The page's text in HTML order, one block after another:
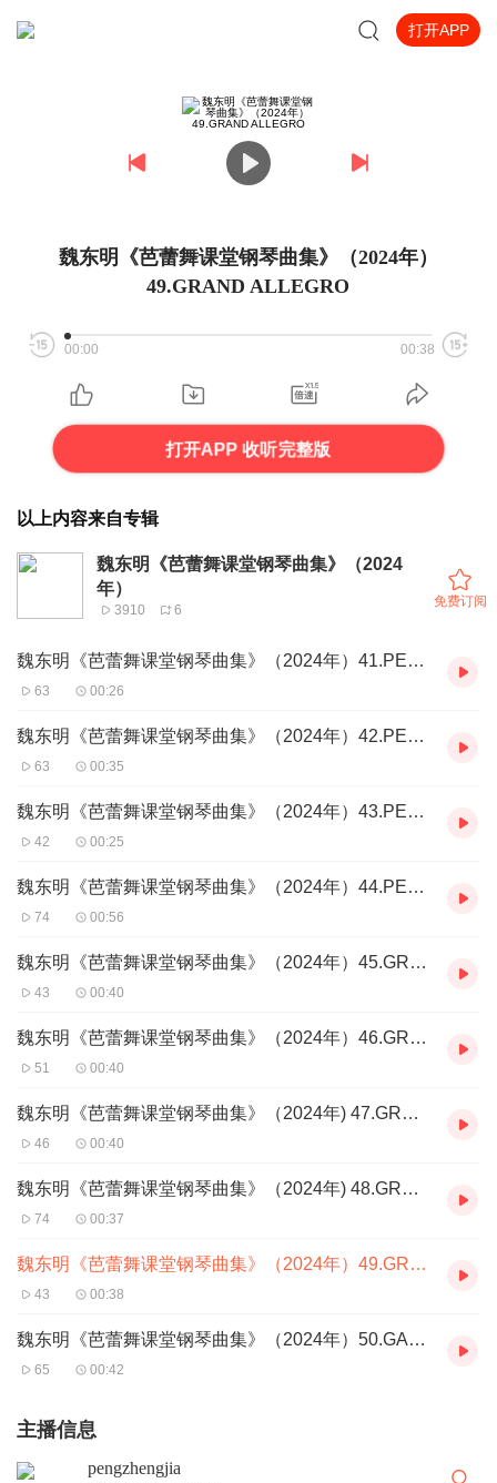
打开APP
魏东明《芭蕾舞课堂钢琴曲集》（2024年）
49.GRAND ALLEGRO
00:00 00:38
打开APP 收听完整版
以上内容来自专辑
魏东明《芭蕾舞课堂钢琴曲集》（2024
年）
3910 6
免费订阅
魏东明《芭蕾舞课堂钢琴曲集》（2024年）41.PETIT ALLEGRO
63 00:26
魏东明《芭蕾舞课堂钢琴曲集》（2024年）42.PETIT ALLEGRO
63 00:35
魏东明《芭蕾舞课堂钢琴曲集》（2024年）43.PETIT ALLEGRO
42 00:25
魏东明《芭蕾舞课堂钢琴曲集》（2024年）44.PETIT ALLEGRO
74 00:56
魏东明《芭蕾舞课堂钢琴曲集》（2024年）45.GRAND ALLEGRO
43 00:40
魏东明《芭蕾舞课堂钢琴曲集》（2024年）46.GRAND ALLEGRO
51 00:40
魏东明《芭蕾舞课堂钢琴曲集》（2024年) 47.GRAND ALLEGRO
46 00:40
魏东明《芭蕾舞课堂钢琴曲集》（2024年) 48.GRAND ALLEGRO
74 00:37
魏东明《芭蕾舞课堂钢琴曲集》（2024年）49.GRAND ALLEGRO
43 00:38
魏东明《芭蕾舞课堂钢琴曲集》（2024年）50.GALOP
65 00:42
主播信息
pengzhengjia